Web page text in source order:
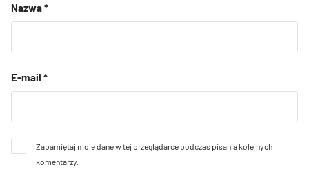
Nazwa*
E-mail *
Zapamiętaj moje dane w tej przeglądarce podczas pisania kolejnych
komentarzy.